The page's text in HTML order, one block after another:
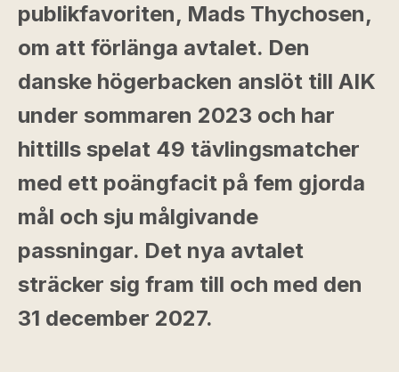
publikfavoriten, Mads Thychosen,
om att förlänga avtalet. Den
danske högerbacken anslöt till AIK
under sommaren 2023 och har
hittills spelat 49 tävlingsmatcher
med ett poängfacit på fem gjorda
mål och sju målgivande
passningar. Det nya avtalet
sträcker sig fram till och med den
31 december 2027.